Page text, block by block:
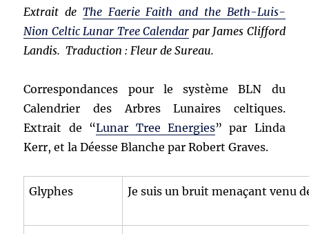
Extrait de The Faerie Faith and the Beth-Luis-
Nion Celtic Lunar Tree Calendar par James Clifford
Landis. Traduction : Fleur de Sureau.
Correspondances pour le système BLN du
Calendrier des Arbres Lunaires celtiques.
Extrait de “Lunar Tree Energies” par Linda
Kerr, et la Déesse Blanche par Robert Graves.
Glyphes Je suis un bruit menaçant venu